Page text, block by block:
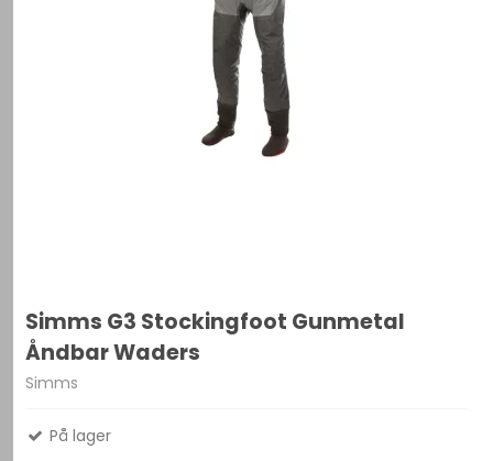
Simms G3 Stockingfoot Gunmetal
Åndbar Waders
Simms
På lager